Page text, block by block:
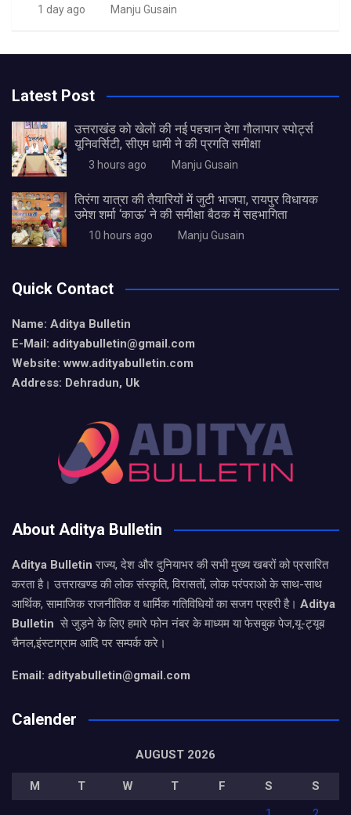
1 day ago Manju Gusain
Latest Post
उत्तराखंड को खेलों की नई पहचान देगा गौलापार स्पोर्ट्स
यूनिवर्सिटी, सीएम धामी ने की प्रगति समीक्षा
3 hours ago Manju Gusain
तिरंगा यात्रा की तैयारियों में जुटी भाजपा, रायपुर विधायक
उमेश शर्मा ‘काऊ’ ने की समीक्षा बैठक में सहभागिता
10 hours ago Manju Gusain
Quick Contact
Name: Aditya Bulletin
E-Mail: adityabulletin@gmail.com
Website: www.adityabulletin.com
Address: Dehradun, Uk
About Aditya Bulletin
Aditya Bulletinराज्य, देश और दुनियाभर की सभी मुख्य खबरों को प्रसारित
करता है। उत्तराखण्ड की लोक संस्कृति, विरासतों, लोक परंपराओ के साथ-साथ
आर्थिक, सामाजिक राजनीतिक व धार्मिक गतिविधियों का सजग प्रहरी है। Aditya
Bulletin से जुड़ने के लिए हमारे फोन नंबर के माध्यम या फेसबुक पेज,यू-ट्यूब
चैनल,इंस्टाग्राम आदि पर सम्पर्क करे।
Email: adityabulletin@gmail.com
Calender
AUGUST 2026
M T W T F S
S